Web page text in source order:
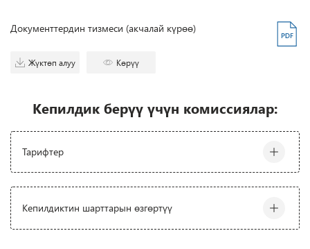
Документтердин тизмеси (акчалай күрөө)
Жүктөп алуу Көрүү
Кепилдик берүү үчүн комиссиялар:
Тарифтер
Кепилдиктин шарттарын өзгөртүү